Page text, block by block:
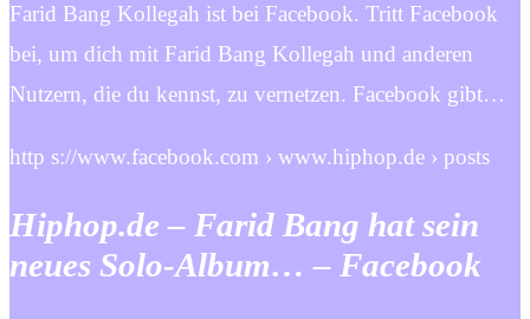
Farid Bang Kollegah ist bei Facebook. Tritt Facebook
bei, um dich mit Farid Bang Kollegah und anderen
Nutzern, die du kennst, zu vernetzen. Facebook gibt…
http s://www.facebook.com › www.hiphop.de › posts
Hiphop.de – Farid Bang hat sein
neues Solo-Album… – Facebook